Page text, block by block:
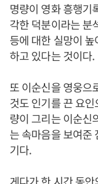
명량이 영화 흥행기
각한 덕분이라는 분
등에 대한 실망이
하고 있다는 것이다.
또 이순신을 영웅으
것도 인기를 끈 요
량이 그리는 이순신
는 속마음을 보여준
기다.